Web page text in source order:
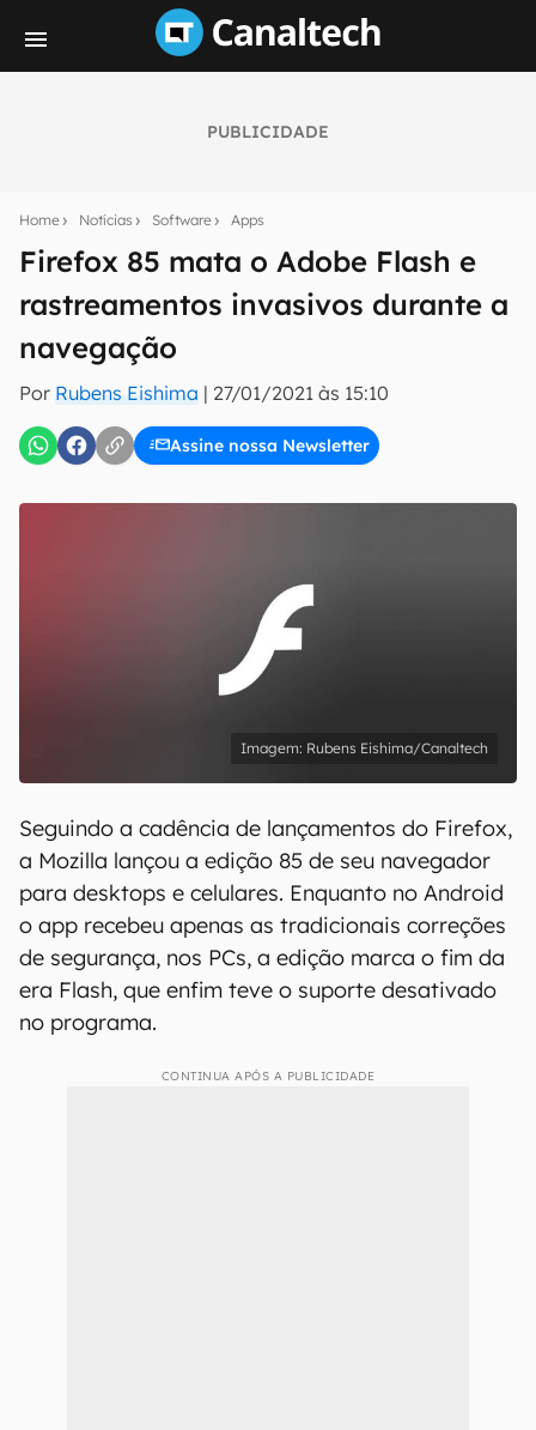
PUBLICIDADE
Home Notícias Software Apps
Firefox 85 mata o Adobe Flash e
rastreamentos invasivos durante a
navegação
Por Rubens Eishima | 27/01/2021 às 15:10
Assine nossa Newsletter
notícias e reviews sobre tecnologia em primeira
mão.
E-mail
inscreva-se
Uso e Política de Privacidade do Canaltech.
Rubens Eishima/Canaltech
Seguindo a cadência de lançamentos do Firefox,
a Mozilla lançou a edição 85 de seu navegador
para desktops e celulares. Enquanto no Android
o app recebeu apenas as tradicionais correções
de segurança, nos PCs, a edição marca o fim da
era Flash, que enfim teve o suporte desativado
no programa.
CONTINUA APÓS A PUBLICIDADE